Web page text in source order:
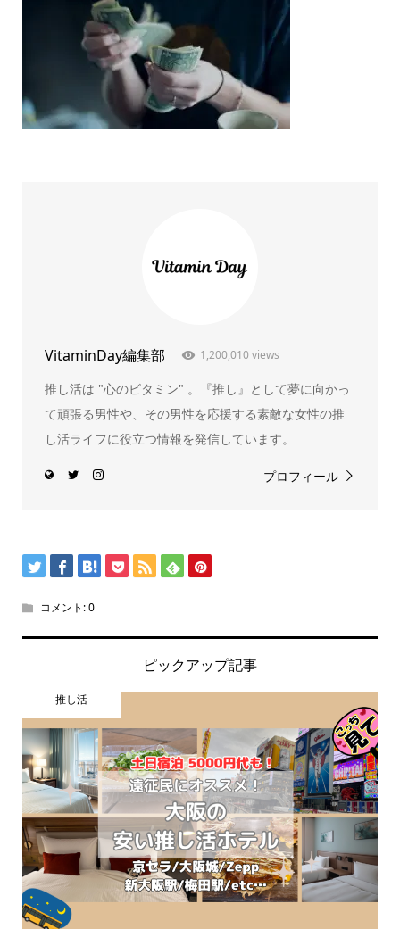
VitaminDay編集部 1,200,010 views
推し活は "心のビタミン" 。『推し』として夢に向かっ
て頑張る男性や、その男性を応援する素敵な女性の推
し活ライフに役立つ情報を発信しています。
プロフィール
コメント:0
ピックアップ記事
推し活